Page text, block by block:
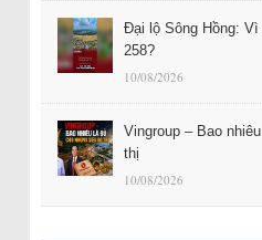
Đại lộ Sông Hồng:
258?
10/08/2026
Vingroup – Bao
thị
10/08/2026